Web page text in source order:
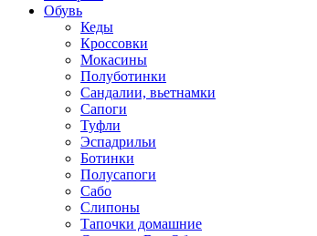
Обувь
Кеды
Кроссовки
Мокасины
Полуботинки
Сандалии, вьетнамки
Сапоги
Туфли
Эспадрильи
Ботинки
Полусапоги
Сабо
Слипоны
Тапочки домашние